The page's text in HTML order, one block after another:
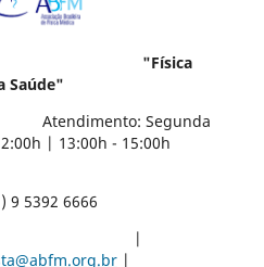
"Física
Saúde"
Segunda
| 13:00h - 15:00h
9 5392 6666
|